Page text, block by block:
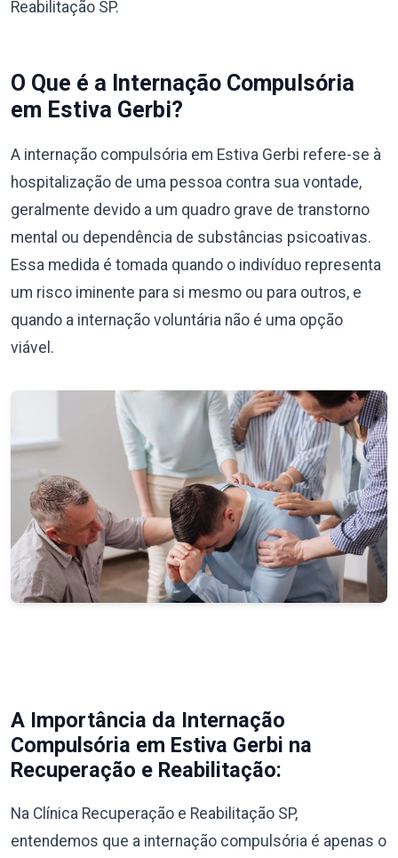
Reabilitação SP.
O Que é a Internação Compulsória
em Estiva Gerbi?
A internação compulsória em Estiva Gerbi refere-se à
hospitalização de uma pessoa contra sua vontade,
geralmente devido a um quadro grave de transtorno
mental ou dependência de substâncias psicoativas.
Essa medida é tomada quando o indivíduo representa
um risco iminente para si mesmo ou para outros, e
quando a internação voluntária não é uma opção
viável.
A Importância da Internação
Compulsória em Estiva Gerbi na
Recuperação e Reabilitação:
Na Clínica Recuperação e Reabilitação SP,
entendemos que a internação compulsória é apenas o